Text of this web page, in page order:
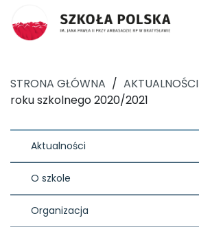
STRONA GŁÓWNA / AKTUALNOŚCI
roku szkolnego 2020/2021
Aktualności
O szkole
Organizacja